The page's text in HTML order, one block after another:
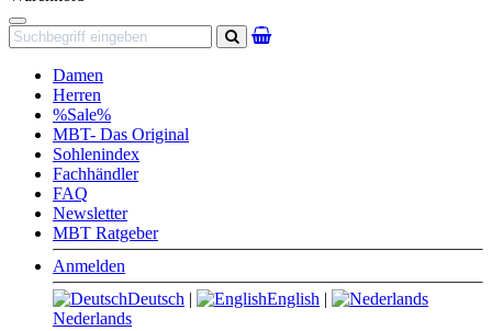
Navigation
Suchen
Damen
Herren
%Sale%
MBT- Das Original
Sohlenindex
Fachhändler
FAQ
Newsletter
MBT Ratgeber
Anmelden
Deutsch | English |
Nederlands